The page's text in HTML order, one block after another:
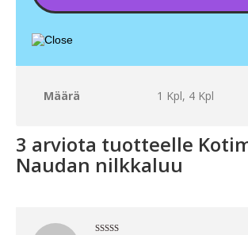
Määrä 1 Kpl, 4 Kpl
3 arviota tuotteelle
Naudan nilkkaluu